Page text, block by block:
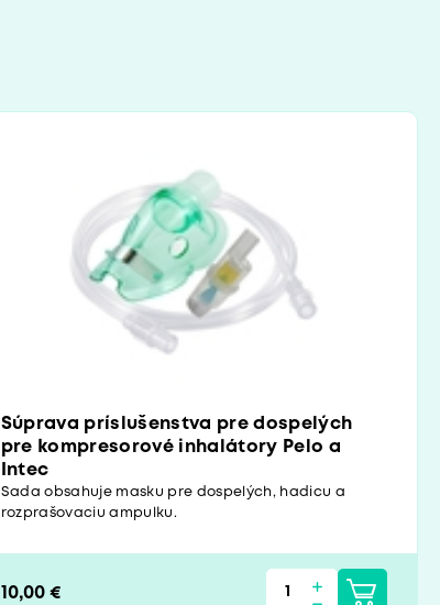
Súprava príslušenstva pre dospelých
pre kompresorové inhalátory Pelo a
Intec
Sada obsahuje masku pre dospelých, hadicu a
rozprašovaciu ampulku.
10,00 €